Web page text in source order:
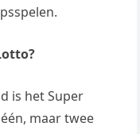
is het Super
maar twee